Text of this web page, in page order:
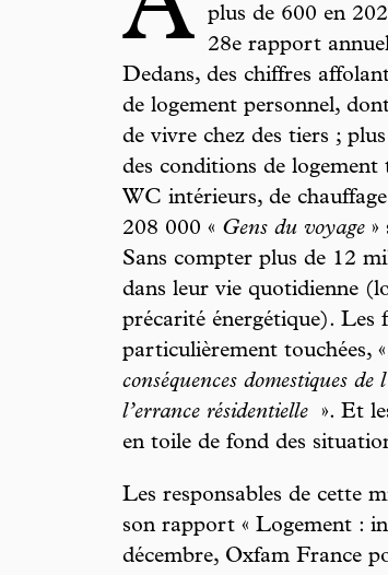
plus de 600 en
28e rapport
Dedans, des chiffres
de logement personnel,
de vivre chez des tiers ;
des conditions de logement
WC intérieurs, de
208 000 « Gens du voyage »
Sans compter plus de 12
dans leur vie quotidienne
précarité énergétique). Les
particulièrement touchées, «
conséquences domestiques
l’errance résidentielle ». Et
en toile de fond des
Les responsables de cette
son rapport « Logement :
décembre, Oxfam France